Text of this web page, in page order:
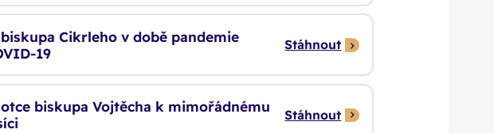
Cikrleho v době pandemie
19
Stáhnout
biskupa Vojtěcha k mimořádnému
Stáhnout